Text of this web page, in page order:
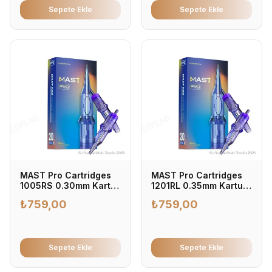
Sepete Ekle Sepete Ekle
MAST Pro Cartridges
1005RS 0.30mm Kartuş
- Profesyonel Dövme
₺759,00
Sepete Ekle
MAST Pro Cartridges
1201RL 0.35mm Kartuş
Profesyonel Dövme
₺759,00
Sepete Ekle